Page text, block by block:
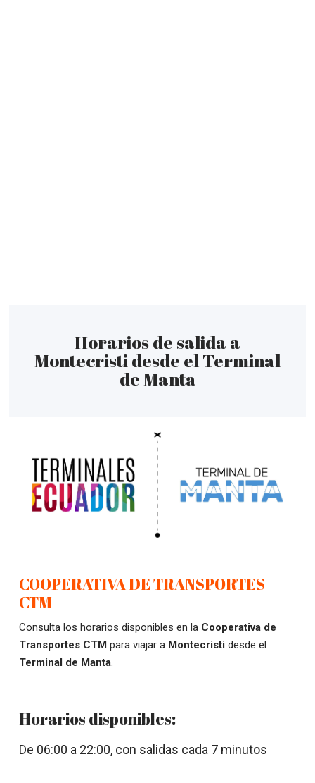
Horarios de salida a
Montecristi desde el Terminal
de Manta
COOPERATIVA DE TRANSPORTES
CTM
Consulta los horarios disponibles en la Cooperativa de
Transportes CTM para viajar a Montecristi desde el
Terminal de Manta.
Horarios disponibles:
De 06:00 a 22:00, con salidas cada 7 minutos